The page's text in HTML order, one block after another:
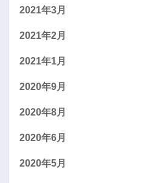
2021年3月
2021年2月
2021年1月
2020年9月
2020年8月
2020年6月
2020年5月